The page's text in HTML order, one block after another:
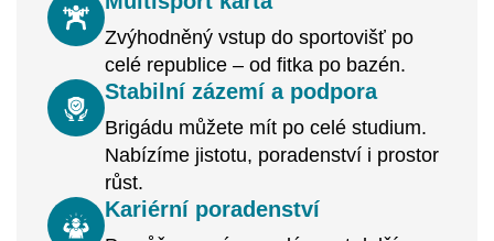
Zvýhodněný vstup do sportovišť po
celé republice – od fitka po bazén.
Stabilní zázemí a podpora
Brigádu můžete mít po celé studium.
Nabízíme jistotu, poradenství i prostor
růst.
Kariérní poradenství